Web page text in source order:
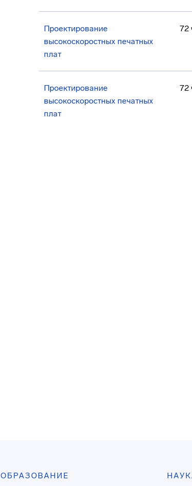
Проектирование
высокоскоростных печатных
плат
72
Проектирование
высокоскоростных печатных
плат
72
ОБРАЗОВАНИЕ